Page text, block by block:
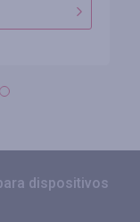
dispositivos